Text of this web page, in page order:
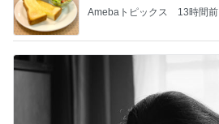
Amebaトピックス 13時間前